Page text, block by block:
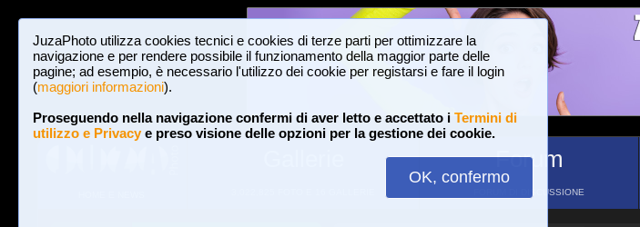
JuzaPhoto utilizza cookies tecnici e cookies di terze parti per ottimizzare la
navigazione e per rendere possibile il funzionamento della maggior parte delle
pagine; ad esempio, è necessario l'utilizzo dei cookie per registarsi e fare il login
(maggiori informazioni).
Proseguendo nella navigazione confermi di aver letto e accettato i Termini di
utilizzo e Privacye preso visione delle opzioni per la gestione dei cookie.
OK, confermo
Forum
FORUM DI DISCUSSIONE